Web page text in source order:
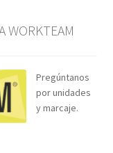
WORKTEAM
Pregúntanos
por unidades
y marcaje.